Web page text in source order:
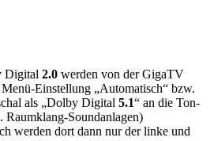
Digital 2.0 werden von der GigaTV
Einstellung „Automatisch“ bzw.
als „Dolby Digital 5.1“ an die Ton-
Raumklang-Soundanlagen)
werden dort dann nur der linke und